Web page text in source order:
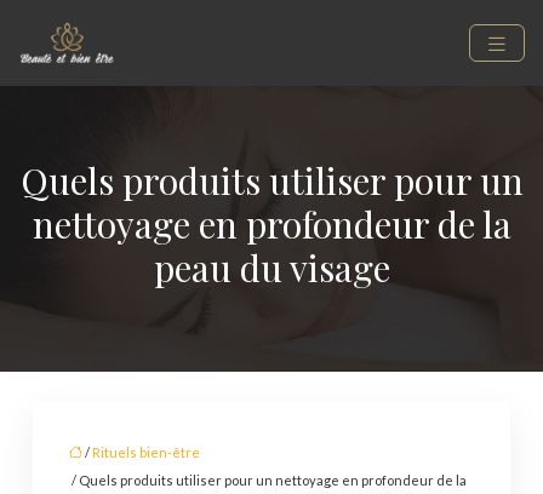
Quels produits utiliser pour un
nettoyage en profondeur de la
peau du visage
/ Rituels bien-être
/ Quels produits utiliser pour un nettoyage en profondeur de la